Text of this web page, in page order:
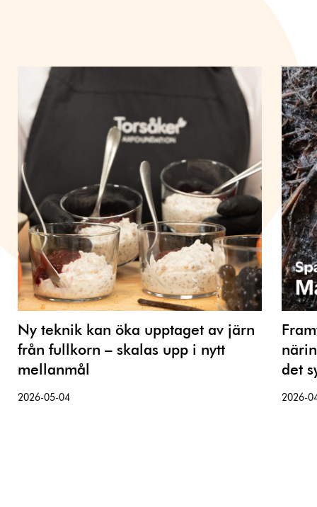
Ny teknik kan öka upptaget av järn
från fullkorn – skalas upp i nytt
mellanmål
2026-05-04
det
2026-